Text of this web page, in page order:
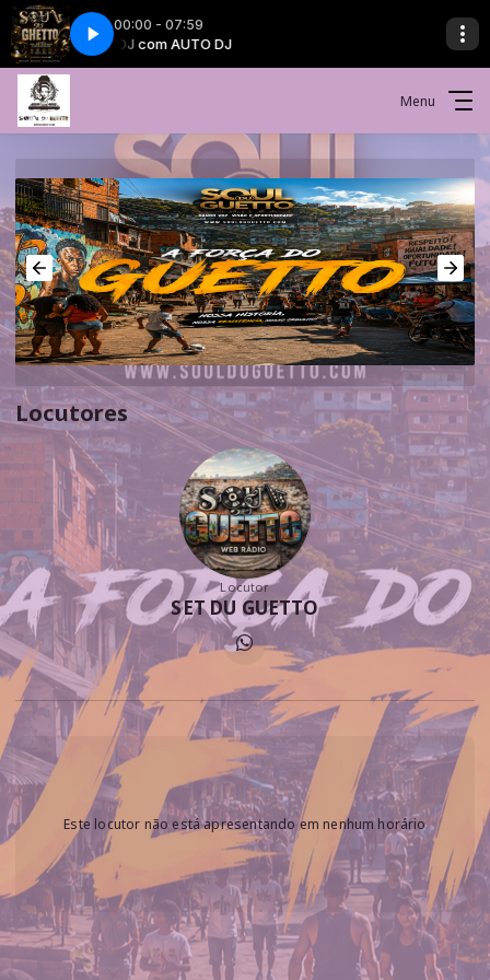
00:00 - 07:59
AUTO DJ com AUTO DJ
Menu
Locutores
Locutor
SET DU GUETTO
Este locutor não está apresentando em nenhum horário